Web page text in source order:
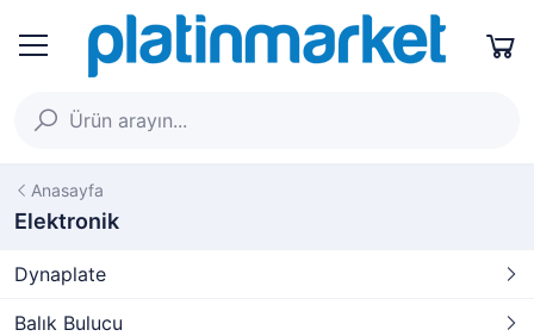
Anasayfa
Elektronik
Dynaplate
Balık Bulucu